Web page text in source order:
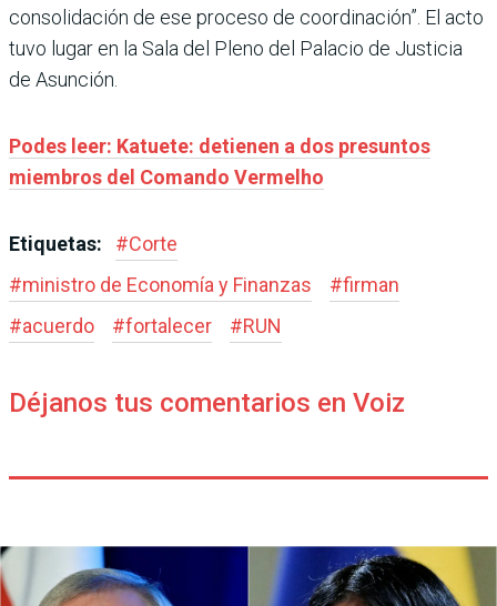
consolidación de ese proceso de coordinación”. El acto
tuvo lugar en la Sala del Pleno del Palacio de Justicia
de Asunción.
Podes leer: Katuete: detienen a dos presuntos
miembros del Comando Vermelho
Etiquetas: #Corte
#ministro de Economía y Finanzas #firman
#acuerdo #fortalecer #RUN
Déjanos tus comentarios en Voiz